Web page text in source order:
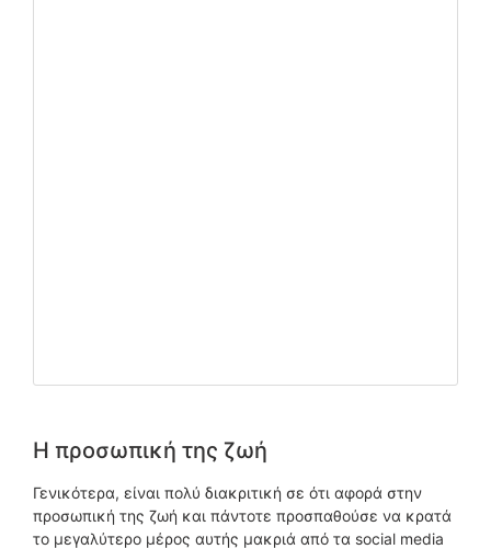
Η προσωπική της ζωή
Γενικότερα, είναι πολύ διακριτική σε ότι αφορά στην
προσωπική της ζωή και πάντοτε προσπαθούσε να κρατά
το μεγαλύτερο μέρος αυτής μακριά από τα social media